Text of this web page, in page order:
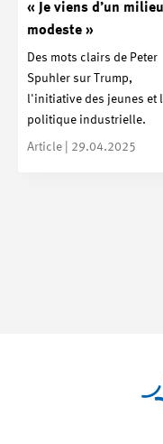
« Je viens d’un milieu
modeste »
Des mots clairs de Peter
Spuhler sur Trump,
l'initiative des jeunes et
politique industrielle.
Article | 29.04.2025